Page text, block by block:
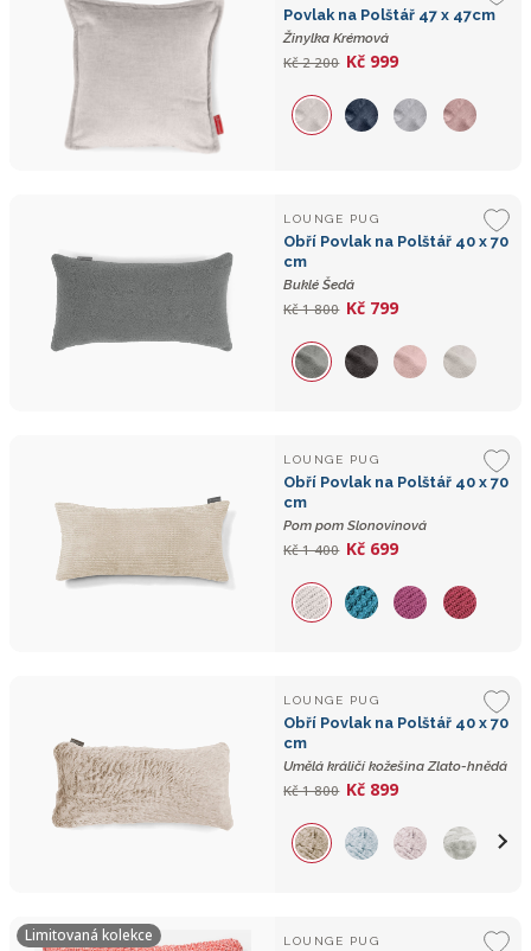
Povlak na Polštář 47 x 47cm
Žinylka Krémová
Kč 2 200 Kč 999
LOUNGE PUG
Obří Povlak na Polštář 40 x 70
cm
Buklé Šedá
Kč 1 800 Kč 799
LOUNGE PUG
Obří Povlak na Polštář 40 x 70
cm
Pom pom Slonovinová
Kč 1 400 Kč 699
LOUNGE PUG
Obří Povlak na Polštář 40 x 70
cm
Umělá králičí kožešina Zlato-hnědá
Kč 1 800 Kč 899
Limitovaná kolekce LOUNGE PUG